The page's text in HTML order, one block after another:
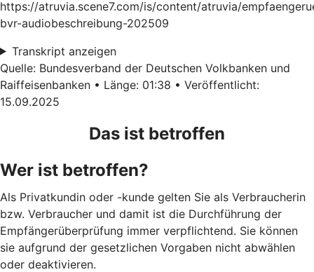
https://atruvia.scene7.com/is/content/atruvia/
bvr-audiobeschreibung-202509
Transkript anzeigen
Quelle: Bundesverband der Deutschen Volkbanken und
Raiffeisenbanken • Länge: 01:38 • Veröffentlicht:
15.09.2025
Das ist betroffen
Wer ist betroffen?
Als Privatkundin oder -kunde gelten Sie als Verbraucherin
bzw. Verbraucher und damit ist die Durchführung der
Empfängerüberprüfung immer verpflichtend. Sie können
sie aufgrund der gesetzlichen Vorgaben nicht abwählen
oder deaktivieren.